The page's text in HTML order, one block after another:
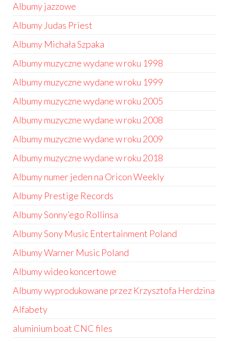
Albumy jazzowe
Albumy Judas Priest
Albumy Michała Szpaka
Albumy muzyczne wydane w roku 1998
Albumy muzyczne wydane w roku 1999
Albumy muzyczne wydane w roku 2005
Albumy muzyczne wydane w roku 2008
Albumy muzyczne wydane w roku 2009
Albumy muzyczne wydane w roku 2018
Albumy numer jeden na Oricon Weekly
Albumy Prestige Records
Albumy Sonny’ego Rollinsa
Albumy Sony Music Entertainment Poland
Albumy Warner Music Poland
Albumy wideo koncertowe
Albumy wyprodukowane przez Krzysztofa Herdzina
Alfabety
aluminium boat CNC files